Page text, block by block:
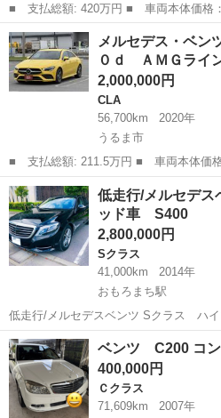
■ 支払総額: 420万円 ■ 車両本体価格： 4,100,000 円 ■ メーカー
名： メルセデス・ベンツ ■ 車種名
名： Ｃ１８０カブリオレスポーツレ
土仕入れ ディ...
沖縄 中頭郡 Ｃクラス
メルセデス・ベン
０ｄ ＡＭＧライ
2,000,000円
CLA
56,700km
2020年
うるま市
■ 支払総額: 211.5万円 ■ 車両本体価格： 2,000,000 円 ■ メーカ
ー名： メルセデス・ベンツ ■ 車種
ド名： ＣＬＡ２００ｄ ＡＭＧライン
／バック...
沖縄 うるま市 CLA
低走行/メルセデ
ッド車 S400
2,800,000円
Sクラス
41,000km
2014年
おもろまち駅
低走行/メルセデスベンツ Sクラス ハイブリ
ルセデスベンツ S400 ●年式:平成26年 ●走行距離:41000(実走行) ●車検:
令和9年3月 ●排気量:3499 cc ●内装：
沖縄 那覇市
ベンツ C200 コン
400,000円
Ｃクラス
71,609km
2007年